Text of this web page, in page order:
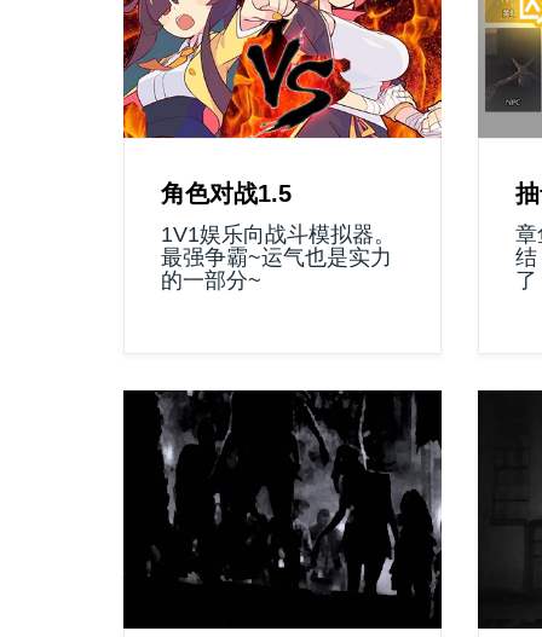
角色对战1.5
1V1娱乐向战斗模拟器。
最强争霸~运气也是实力
的一部分~
章
结